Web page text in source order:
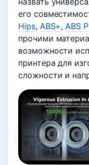
его
Hips, ABS+, ABS
прочими
возможности
принтера для
сложности и